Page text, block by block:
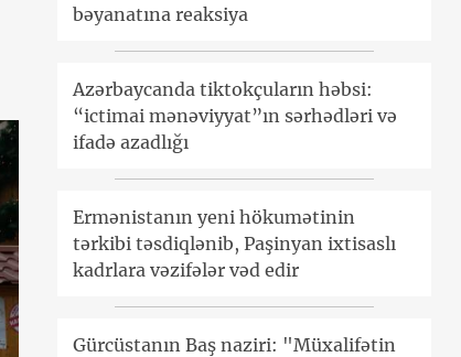
bəyanatına reaksiya
Azərbaycanda tiktokçuların həbsi:
“ictimai mənəviyyat”ın sərhədləri və
ifadə azadlığı
Ermənistanın yeni hökumətinin
tərkibi təsdiqlənib, Paşinyan ixtisaslı
kadrlara vəzifələr vəd edir
Gürcüstanın Baş naziri: "Müxalifətin